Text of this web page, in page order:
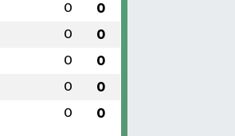
0 0
0 0
0 0
0 0
0 0